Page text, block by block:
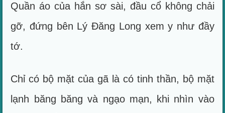
Quần áo của hắn sơ sài, đầu cổ không chải
gỡ, đứng bên Lý Đăng Long xem y như đầy
tớ.
Chỉ có bộ mặt của gã là có tinh thần, bộ mặt
lạnh băng băng và ngạo mạn, khi nhìn vào